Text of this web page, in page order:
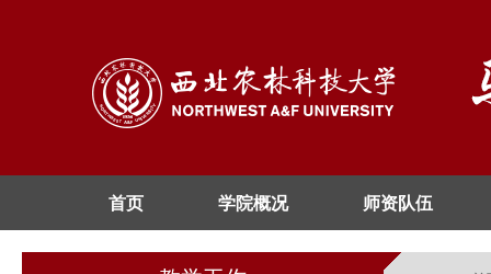
首页 学院概况 师资队伍